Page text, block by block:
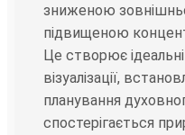
зниженою
підвищеною
Це створює
візуалізації,
планування
спостерігається